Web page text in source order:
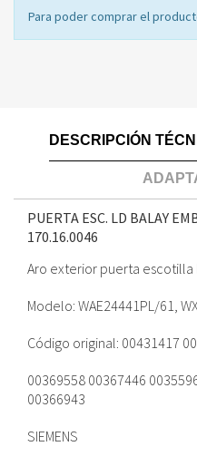
Para poder comprar el
DESCRIPCIÓN
PUERTA ESC. LD BALAY
170.16.0046
Aro exterior puerta escotilla
Modelo: WAE24441PL/61,
Código original: 00431417
00369558 00367446
00366943
SIEMENS